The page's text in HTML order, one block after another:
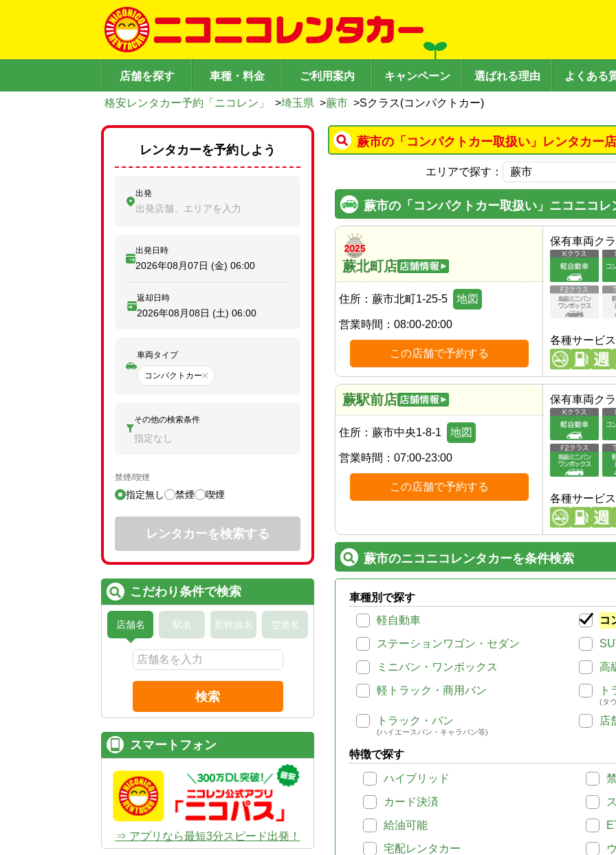
店舗を探す 車種・料金 ご利用案内 キャンペーン 選ばれる理由 よくある
格安レンタカー予約「ニコレン」 >埼玉県 >蕨市 >Sクラス(コンパクトカー)
蕨市の「コンパクトカー取扱い」レンタカー
エリアで探す：
蕨市の「コンパクトカー取扱い」ニコニコレ
蕨北町店
住所： 蕨市北町1-25-5 地図
営業時間： 08:00-20:00
この店舗で予約する
保有車両ク
各種サービス
蕨駅前店
住所： 蕨市中央1-8-1 地図
営業時間： 07:00-23:00
この店舗で予約する
保有車両ク
各種サービス
蕨市のニコニコレンタカーを条件検索
車種別で探す
軽自動車
コ
ステーションワゴン・セダン
ミニバン・ワンボックス
高
軽トラック・商用バン
ト
(タ
トラック・バン
(ハイエースバン・キャラバン等)
店
特徴で探す
ハイブリッド
カード決済
給油可能
宅配レンタカー
レンタカーを予約しよう
出発
出発店舗、エリアを入力
出発日時
2026年08月07日 (金) 06:00
返却日時
2026年08月08日 (土) 06:00
車両タイプ
コンパクトカー
その他の検索条件
指定なし
禁煙/喫煙
指定無し 禁煙 喫煙
レンタカーを検索する
こだわり条件で検索
店舗名 駅名 新幹線名 空港名
検索
スマートフォン
⇒ アプリなら最短3分スピード出発！